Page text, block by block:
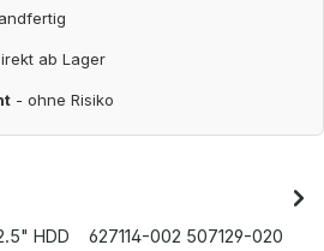
ab Lager
- ohne Risiko
HDD 627114-002 507129-020